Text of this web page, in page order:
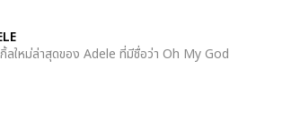
ลใหม่ล่าสุดของ Adele ที่มีชื่อว่า Oh My God